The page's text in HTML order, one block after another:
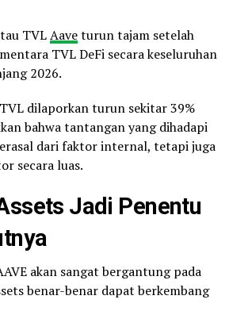
TVLAaveturun tajam setelah
TVL DeFi secara keseluruhan
2026.
dilaporkan turun sekitar 39%
bahwa tantangan yang dihadapi
dari faktor internal, tetapi juga
secara luas.
Jadi Penentu
akan sangat bergantung pada
benar-benar dapat berkembang